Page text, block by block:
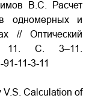
В.С. Расчет
одномерных и
// Оптический
С. 3–11.
11-3-11
V.S. Calculation of